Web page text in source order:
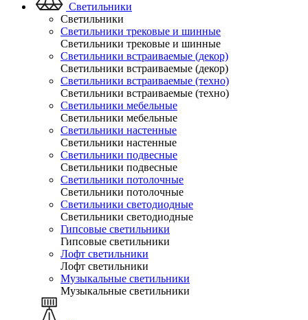
Светильники
Светильники
Светильники трековые и шинные
Светильники трековые и шинные
Светильники встраиваемые (декор)
Светильники встраиваемые (декор)
Светильники встраиваемые (техно)
Светильники встраиваемые (техно)
Светильники мебельные
Светильники мебельные
Светильники настенные
Светильники настенные
Светильники подвесные
Светильники подвесные
Светильники потолочные
Светильники потолочные
Светильники светодиодные
Светильники светодиодные
Гипсовые светильники
Гипсовые светильники
Лофт светильники
Лофт светильники
Музыкальные светильники
Музыкальные светильники